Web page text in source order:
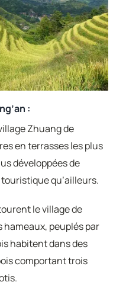
:
Zhuang de
en terrasses les plus
développées de
qu’ailleurs.
le village de
hameaux, peuplés par
habitent dans des
comportant trois